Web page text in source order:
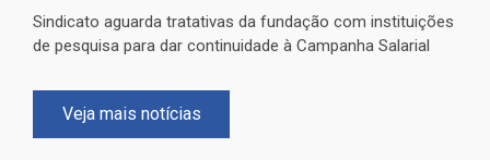
Sindicato aguarda tratativas da fundação com instituições
de pesquisa para dar continuidade à Campanha Salarial
Veja mais notícias